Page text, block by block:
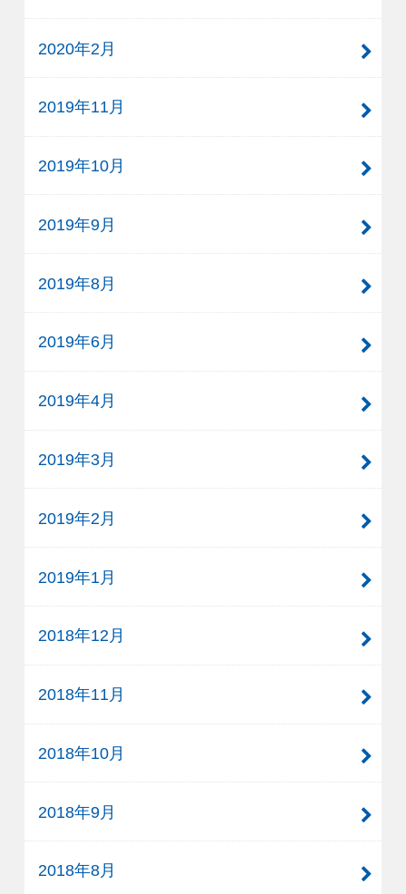
2020年2月
2019年11月
2019年10月
2019年9月
2019年8月
2019年6月
2019年4月
2019年3月
2019年2月
2019年1月
2018年12月
2018年11月
2018年10月
2018年9月
2018年8月